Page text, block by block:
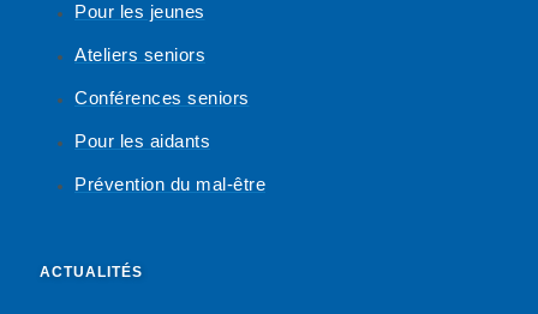
Pour les jeunes
Ateliers seniors
Conférences seniors
Pour les aidants
Prévention du mal-être
ACTUALITÉS